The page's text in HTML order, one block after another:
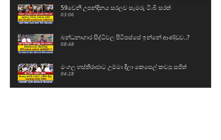
59වෙනි උපන්දිනය සරලව සැමරු ටී.බී සරත්
03:06
බන්ධනාගාර සිද්ධිවල පිටිපස්සේ ඉන්නේ ආණ්ඩුව..?
08:48
මංගල හස්තිරාජාට උම්මා දීලා කෙසෙල් කවපු සජිත්
04:28